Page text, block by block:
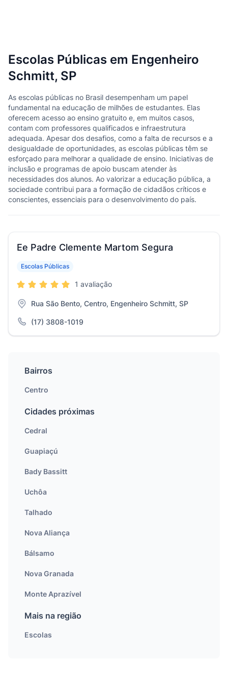
Escolas Públicas em Engenheiro
Schmitt, SP
As escolas públicas no Brasil desempenham um papel
fundamental na educação de milhões de estudantes. Elas
oferecem acesso ao ensino gratuito e, em muitos casos,
contam com professores qualificados e infraestrutura
adequada. Apesar dos desafios, como a falta de recursos e a
desigualdade de oportunidades, as escolas públicas têm se
esforçado para melhorar a qualidade de ensino. Iniciativas de
inclusão e programas de apoio buscam atender às
necessidades dos alunos. Ao valorizar a educação pública, a
sociedade contribui para a formação de cidadãos críticos e
conscientes, essenciais para o desenvolvimento do país.
Ee Padre Clemente Martom Segura
Escolas Públicas
1 avaliação
Rua São Bento, Centro, Engenheiro Schmitt, SP
(17) 3808-1019
Bairros
Centro
Cidades próximas
Cedral
Guapiaçú
Bady Bassitt
Uchôa
Talhado
Nova Aliança
Bálsamo
Nova Granada
Monte Aprazível
Mais na região
Escolas